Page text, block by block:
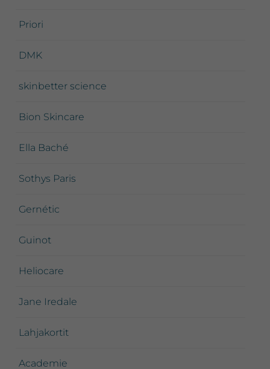
Priori
DMK
skinbetter science
Bion Skincare
Ella Baché
Sothys Paris
Gernétic
Guinot
Heliocare
Jane Iredale
Lahjakortit
Academie